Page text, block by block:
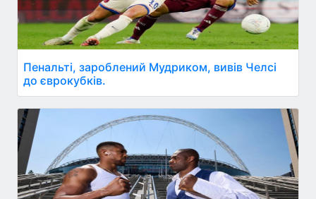
Пенальті, зароблений Мудриком, вивів Челсі
до єврокубків.